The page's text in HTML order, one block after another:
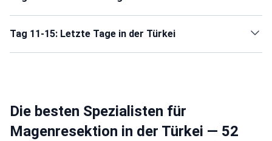
Tag 11-15: Letzte Tage in der Türkei
Die besten Spezialisten für
Magenresektion in der Türkei — 52